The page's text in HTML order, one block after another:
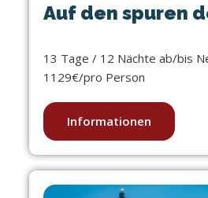
Auf den spuren
13 Tage / 12 Nächte ab/bis
1129€/pro Person
Informationen